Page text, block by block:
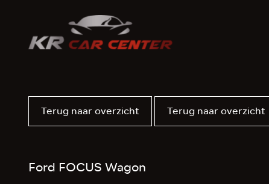
Terug naar overzicht Terug naar overzicht
Ford FOCUS Wagon